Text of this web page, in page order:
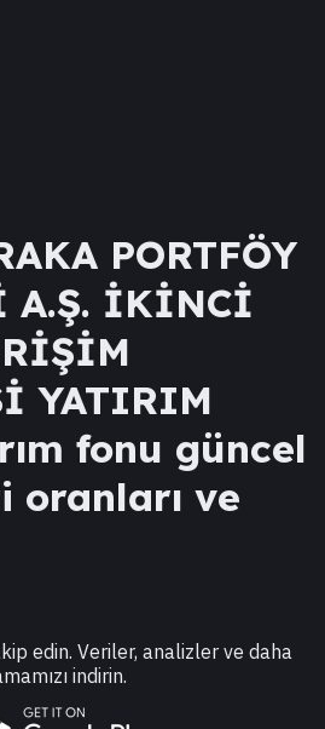
PORTFÖY
A.Ş. İKİNCİ
YATIRIM
fonu güncel
ve
edin. Veriler, analizler ve daha
indirin.